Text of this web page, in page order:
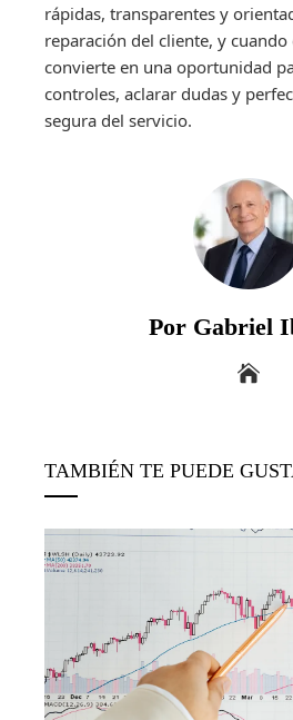
rápidas, transparentes y
reparación del cliente, y cuando
convierte en una oportunidad
controles, aclarar dudas y
segura del servicio.
Por Gabriel
TAMBIÉN TE PUEDE